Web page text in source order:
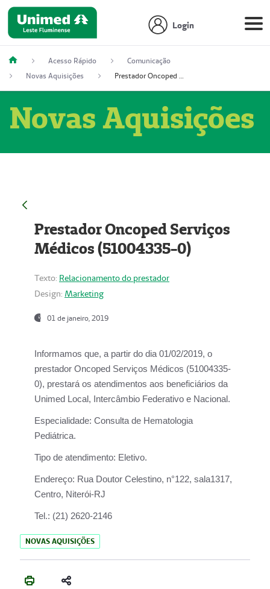
Login
Acesso Rápido
Comunicação
Novas Aquisições
Prestador Oncoped Serviços Médicos (51004335-0)
Novas Aquisições
Prestador Oncoped Serviços
Médicos (51004335-0)
Texto: Relacionamento do prestador
Design: Marketing
01 de janeiro, 2019
Informamos que, a partir do dia 01/02/2019, o
prestador Oncoped Serviços Médicos (51004335-
0), prestará os atendimentos aos beneficiários da
Unimed Local, Intercâmbio Federativo e Nacional.
Especialidade: Consulta de Hematologia
Pediátrica.
Tipo de atendimento: Eletivo.
Endereço: Rua Doutor Celestino, n°122, sala1317,
Centro, Niterói-RJ
Tel.: (21) 2620-2146
NOVAS AQUISIÇÕES